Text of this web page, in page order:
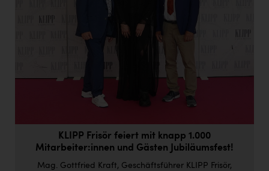
Firmenradl
IFE Austria GmbH
Immotech
KLIPP Frisör feiert mit knapp 1.000
Mitarbeiter:innen und Gästen Jubiläumsfest!
Mag. Gottfried Kraft, Geschäftsführer KLIPP Frisör,